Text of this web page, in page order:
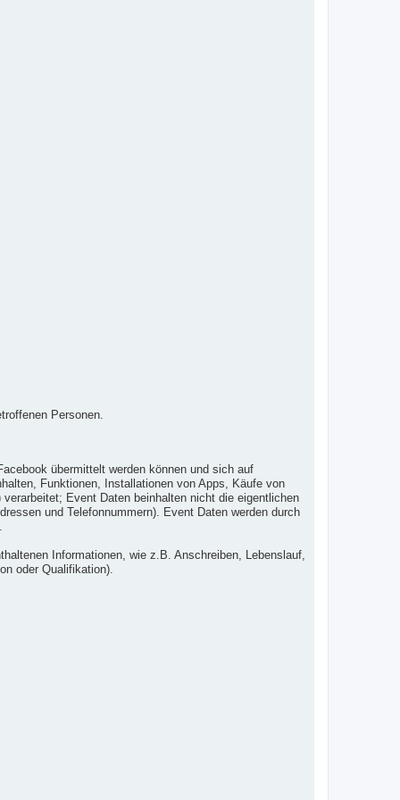
Personen.
übermittelt werden können und sich auf
Funktionen, Installationen von Apps, Käufe von
Event Daten beinhalten nicht die eigentlichen
und Telefonnummern). Event Daten werden durch
Informationen, wie z.B. Anschreiben, Lebenslauf,
oder Qualifikation).